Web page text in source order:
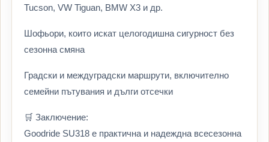
Tucson, VW Tiguan, BMW X3 и др.
Шофьори, които искат целогодишна сигурност без
сезонна смяна
Градски и междуградски маршрути, включително
семейни пътувания и дълги отсечки
🛒 Заключение:
Goodride SU318 е практична и надеждна всесезонна